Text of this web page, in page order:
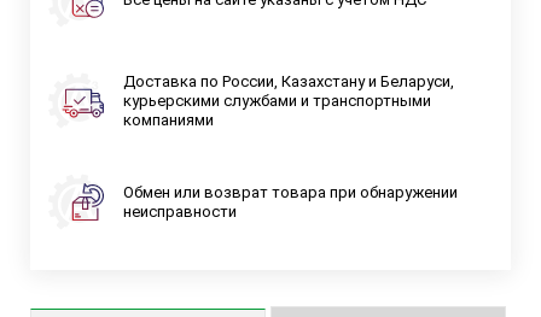
Доставка по России, Казахстану и Беларуси,
курьерскими службами и транспортными
компаниями
Обмен или возврат товара при обнаружении
неисправности